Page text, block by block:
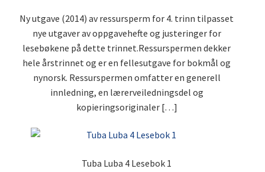
kan
velges
på
produktsiden
Ny utgave (2014) av ressursperm for 4. trinn tilpasset
nye utgaver av oppgavehefte og justeringer for
lesebøkene på dette trinnet.Ressurspermen dekker
hele årstrinnet og er en fellesutgave for bokmål og
nynorsk. Ressurspermen omfatter en generell
innledning, en lærerveiledningsdel og
kopieringsoriginaler […]
Dette
har
Tuba Luba 4 Lesebok 1